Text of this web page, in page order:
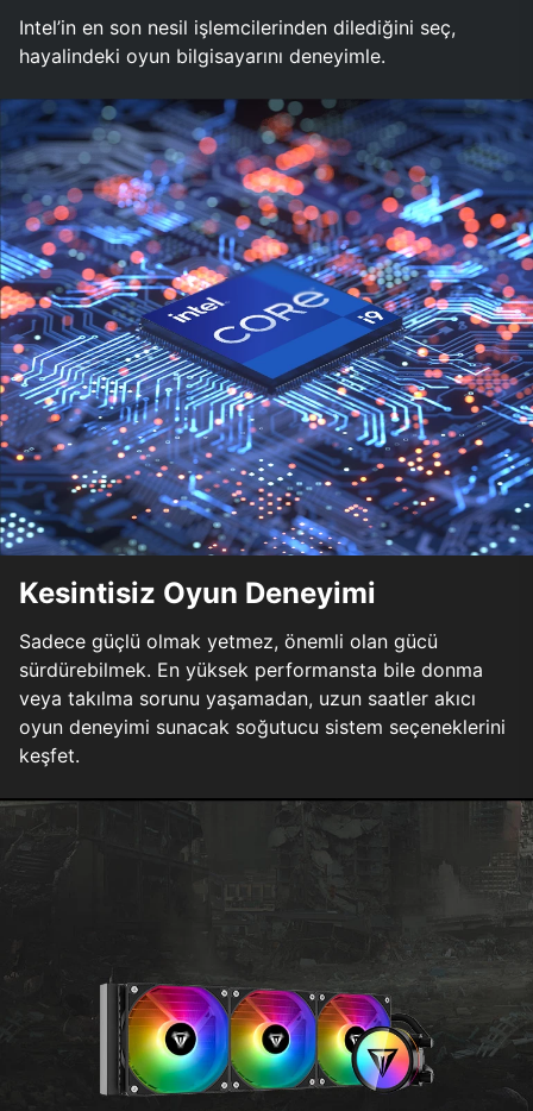
Intel’in en son nesil işlemcilerinden dilediğini seç,
hayalindeki oyun bilgisayarını deneyimle.
Kesintisiz Oyun Deneyimi
Sadece güçlü olmak yetmez, önemli olan gücü
sürdürebilmek. En yüksek performansta bile donma
veya takılma sorunu yaşamadan, uzun saatler akıcı
oyun deneyimi sunacak soğutucu sistem seçeneklerini
keşfet.